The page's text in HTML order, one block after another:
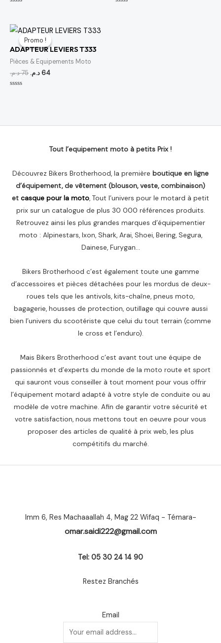
5
Promo !
Promo !
ADAPTEUR LEVIERS T333
Pièces & Equipements Moto
75د.م.
Le
initial
était :
75 د.م..
64 د.م.
Le
actuel
est :
64 د.م..
Tout l’equipement moto à petits Prix !
Découvrez Bikers Brotherhood, la première boutique en ligne
d’équipement, de vêtement (blouson, veste, combinaison)
et casque pour la moto, Tout l’univers pour le motard à petit
prix sur un catalogue de plus 30 000 références produits.
Retrouvez ainsi les plus grandes marques d’équipementier
moto : Alpinestars, Ixon, Shark, Arai, Shoei, Bering, Segura,
Dainese, Furygan…
Bikers Brotherhood c’est également toute une gamme
d’accessoires et pièces détachées pour les mordus de deux-
roues tels que les antivols, kits-chaîne, pneus moto,
bagagerie, housses de protection, outillage qui couvre aussi
bien l’univers du scootériste que celui du tout terrain (comme
le cross et l’enduro).
Mais Bikers Brotherhood c’est avant tout une équipe de
passionnés et d’experts du monde de la moto route et sport
qui sauront vous conseiller à tout moment pour vous offrir
l’équipement motard adapté à votre style de conduite ou au
modèle de votre machine. Afin de garantir votre sécurité et
votre satisfaction, nous mettons tout en oeuvre pour vous
proposer des articles de qualité à prix web, les plus
compétitifs du marché.
Imm 6, Res Machaaallah 4, Mag 22 Wifaq - Témara-
omar.saidi222@gmail.com
Tel: 05 30 24 14 90
Restez Branchés
Email